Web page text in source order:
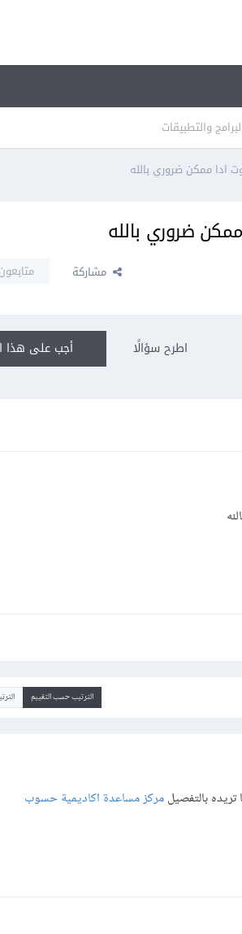
والتطبيقات
ادا ممكن ضروري بالله
ضروري بالله
مشاركة متابعون
أجب على هذا اطرح سؤالًا
الترتيب حسب التقييم
بالتفصيلمركز مساعدة اكاديمية حسوب